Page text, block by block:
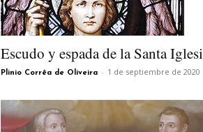
Escudo y espada de la Santa
Plinio Corrêa de Oliveira - 1 de septiembre de 2020